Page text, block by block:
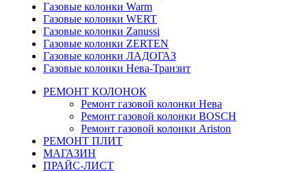
Газовые колонки Warm
Газовые колонки WERT
Газовые колонки Zanussi
Газовые колонки ZERTEN
Газовые колонки ЛАДОГАЗ
Газовые колонки Нева-Транзит
РЕМОНТ КОЛОНОК
Ремонт газовой колонки Нева
Ремонт газовой колонки BOSCH
Ремонт газовой колонки Ariston
РЕМОНТ ПЛИТ
МАГАЗИН
ПРАЙС-ЛИСТ